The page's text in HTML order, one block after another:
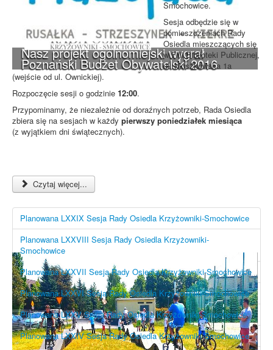
Nasz projekt ogólnomiejski wygrał
Poznański Budżet Obywatelski 2016
Smochowice.
Sesja odbędzie się w
pomieszczeniach Rady
Osiedla mieszczących się
w Filii Biblioteki Publicznej,
ul. Muszkowska 1a
(wejście od ul. Ownickiej).
Rozpoczęcie sesji o godzinie 12:00.
Przypominamy, że niezależnie od doraźnych potrzeb, Rada Osiedla
zbiera się na sesjach w każdy pierwszy poniedziałek miesiąca
(z wyjątkiem dni świątecznych).
Czytaj więcej...
Planowana LXXIX Sesja Rady Osiedla Krzyżowniki-Smochowice
Planowana LXXVIII Sesja Rady Osiedla Krzyżowniki-
Smochowice
Planowana LXXVII Sesja Rady Osiedla Krzyżowniki-Smochowice
Planowana LXXVI Sesja Rady Osiedla Krzyżowniki-Smochowice
Planowana LXXV Sesja Rady Osiedla Krzyżowniki-Smochowice
Planowana LXXIV Sesja Rady Osiedla Krzyżowniki-Smochowice